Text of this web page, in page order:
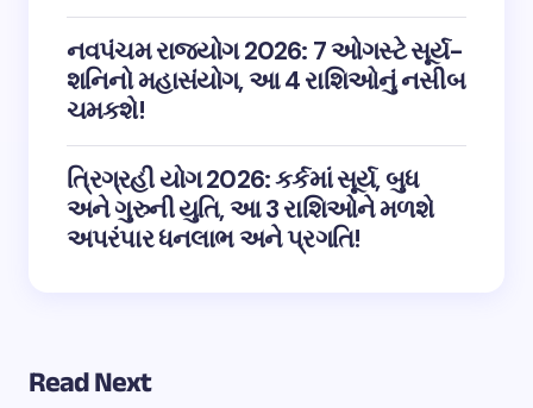
નવપંચમ રાજયોગ 2026: 7 ઓગસ્ટે સૂર્ય-
શનિનો મહાસંયોગ, આ 4 રાશિઓનું નસીબ
ચમકશે!
ત્રિગ્રહી યોગ 2026: કર્કમાં સૂર્ય, બુધ
અને ગુરુની યુતિ, આ 3 રાશિઓને મળશે
અપરંપાર ધનલાભ અને પ્રગતિ!
Read Next